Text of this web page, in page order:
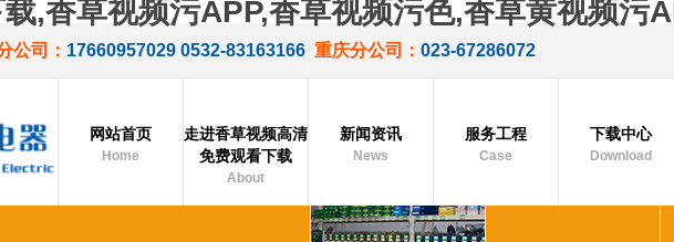
,香草视频污APP,香草视频污色,香草黄视频污
： 17660957029 0532-83163166 重庆分公司： 023-67286072
网站首页
Home
走进香草视频高清
免费观看下载
About
新闻资讯
News
服务工程
Case
下载中心
Download